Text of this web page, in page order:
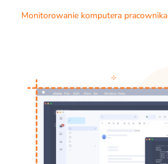
Monitorowanie komputera pracownika